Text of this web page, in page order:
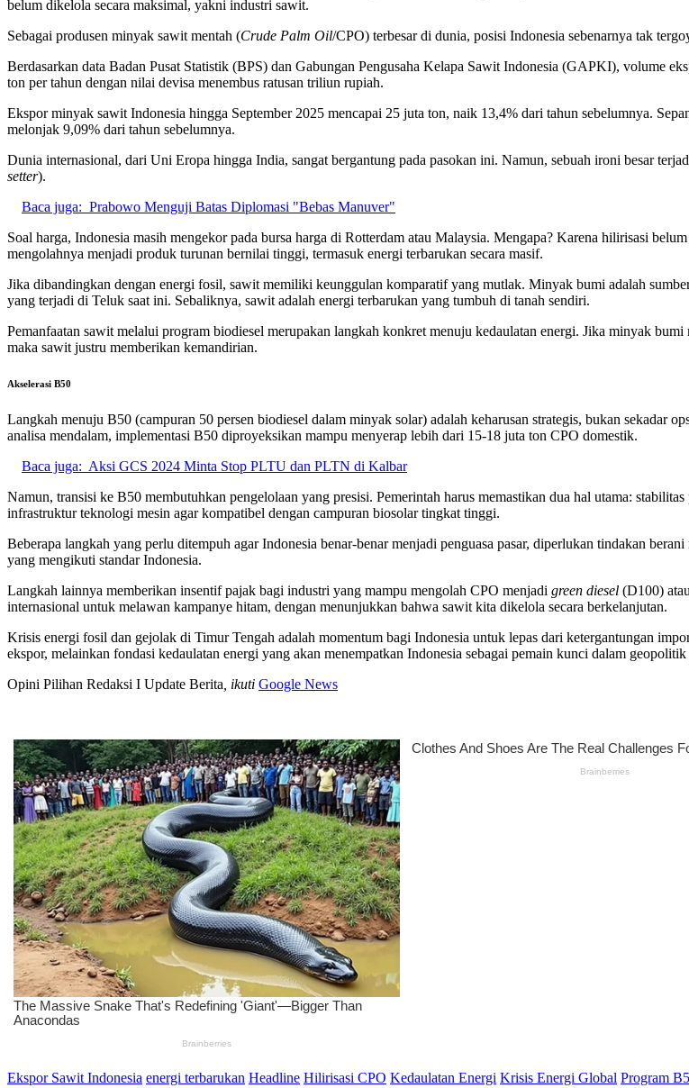
belum dikelola secara maksimal, yakni industri sawit.
Sebagai produsen minyak sawit mentah (Crude Palm Oil/CPO) terbesar di dunia, posisi Indonesia sebenarnya tak
Berdasarkan data Badan Pusat Statistik (BPS) dan Gabungan Pengusaha Kelapa Sawit Indonesia (GAPKI), volume
ton per tahun dengan nilai devisa menembus ratusan triliun rupiah.
Ekspor minyak sawit Indonesia hingga September 2025 mencapai 25 juta ton, naik 13,4% dari tahun sebelumnya.
melonjak 9,09% dari tahun sebelumnya.
Dunia internasional, dari Uni Eropa hingga India, sangat bergantung pada pasokan ini. Namun, sebuah ironi besar
setter).
Baca juga: Prabowo Menguji Batas Diplomasi "Bebas Manuver"
Soal harga, Indonesia masih mengekor pada bursa harga di Rotterdam atau Malaysia. Mengapa? Karena hilirisasi
mengolahnya menjadi produk turunan bernilai tinggi, termasuk energi terbarukan secara masif.
Jika dibandingkan dengan energi fosil, sawit memiliki keunggulan komparatif yang mutlak. Minyak bumi adalah
yang terjadi di Teluk saat ini. Sebaliknya, sawit adalah energi terbarukan yang tumbuh di tanah sendiri.
Pemanfaatan sawit melalui program biodiesel merupakan langkah konkret menuju kedaulatan energi. Jika minyak
maka sawit justru memberikan kemandirian.
Akselerasi B50
Langkah menuju B50 (campuran 50 persen biodiesel dalam minyak solar) adalah keharusan strategis, bukan sekadar
analisa mendalam, implementasi B50 diproyeksikan mampu menyerap lebih dari 15-18 juta ton CPO domestik.
Baca juga: Aksi GCS 2024 Minta Stop PLTU dan PLTN di Kalbar
Namun, transisi ke B50 membutuhkan pengelolaan yang presisi. Pemerintah harus memastikan dua hal utama:
infrastruktur teknologi mesin agar kompatibel dengan campuran biosolar tingkat tinggi.
Beberapa langkah yang perlu ditempuh agar Indonesia benar-benar menjadi penguasa pasar, diperlukan tindakan
yang mengikuti standar Indonesia.
Langkah lainnya memberikan insentif pajak bagi industri yang mampu mengolah CPO menjadi green diesel (D100) atau
internasional untuk melawan kampanye hitam, dengan menunjukkan bahwa sawit kita dikelola secara berkelanjutan.
Krisis energi fosil dan gejolak di Timur Tengah adalah momentum bagi Indonesia untuk lepas dari ketergantungan
ekspor, melainkan fondasi kedaulatan energi yang akan menempatkan Indonesia sebagai pemain kunci dalam
Opini Pilihan Redaksi I Update Berita , ikuti Google News
Ekspor Sawit Indonesia energi terbarukan Headline Hilirisasi CPO Kedaulatan Energi Krisis Energi Global Program